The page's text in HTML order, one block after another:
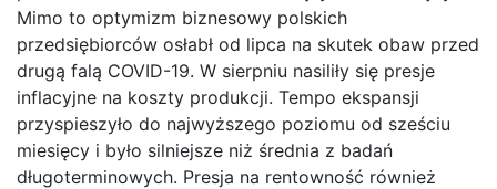
Mimo to optymizm biznesowy polskich
przedsiębiorców osłabł od lipca na skutek obaw przed
drugą falą COVID-19. W sierpniu nasiliły się presje
inflacyjne na koszty produkcji. Tempo ekspansji
przyspieszyło do najwyższego poziomu od sześciu
miesięcy i było silniejsze niż średnia z badań
długoterminowych. Presja na rentowność również